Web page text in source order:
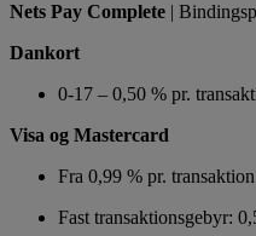
Nets Pay Complete |
Dankort
0-17 – 0,50 % pr.
Visa og Mastercard
Fra 0,99 % pr. transaktion
Fast transaktionsgebyr: